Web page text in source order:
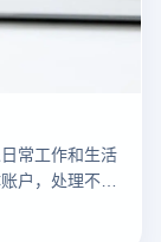
常工作和生活
户，处理不同
器多开功能为
来了一些安全